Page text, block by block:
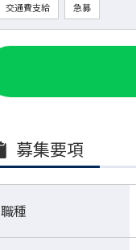
交通費支給 急募
募集要項
職種